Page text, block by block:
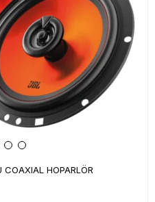
HOPARLÖR